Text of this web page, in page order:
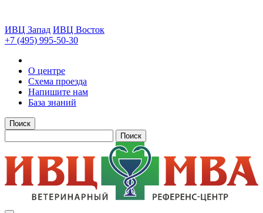
ИВЦ Запад ИВЦ Восток
+7 (495) 995-50-30
О центре
Схема проезда
Напишите нам
База знаний
Поиск
Поиск